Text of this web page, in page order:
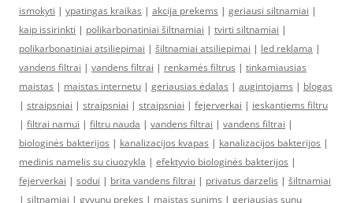
ismokyti | ypatingas kraikas | akcija prekems | geriausi siltnamiai |
kaip issirinkti | polikarbonatiniai šiltnamiai | tvirti siltnamiai |
polikarbonatiniai atsiliepimai | šiltnamiai atsiliepimai | led reklama |
vandens filtrai | vandens filtrai | renkamės filtrus | tinkamiausias
maistas | maistas internetu | geriausias ėdalas | augintojams | blogas
| straipsniai | straipsniai | straipsniai | fejerverkai | ieskantiems filtru
| filtrai namui | filtru nauda | vandens filtrai | vandens filtrai |
biologinės bakterijos | kanalizacijos kvapas | kanalizacijos bakterijos |
medinis namelis su ciuozykla | efektyvio biologinės bakterijos |
fejerverkai | sodui | brita vandens filtrai | privatus darzelis | šiltnamiai
| siltnamiai | gyvunu prekes | maistas sunims | geriausias sunu